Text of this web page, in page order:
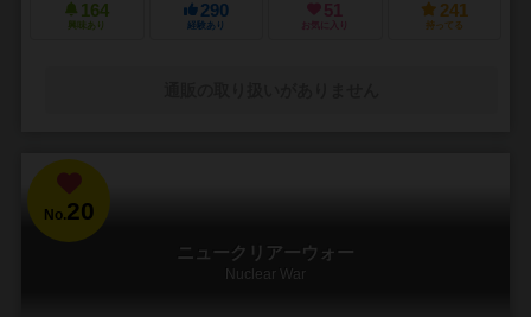
164
興味あり
290
経験あり
51
お気に入り
241
持ってる
No.20
ニュークリアーウォー
Nuclear War